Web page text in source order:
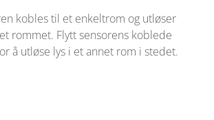
kobles til et enkeltrom og utløser
rommet. Flytt sensorens koblede
å utløse lys i et annet rom i stedet.